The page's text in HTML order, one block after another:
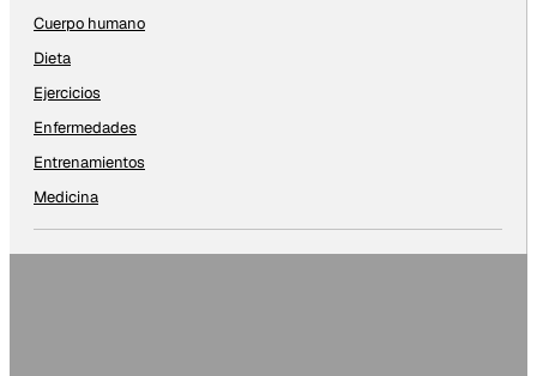
Cuerpo humano
Dieta
Ejercicios
Enfermedades
Entrenamientos
Medicina